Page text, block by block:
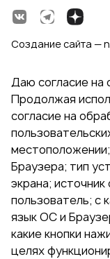
Создание сайта —
Даю согласие на
Продолжая
согласие на
Браузера; тип
экрана;
пользователь; с
язык ОС и
какие кнопки
целях